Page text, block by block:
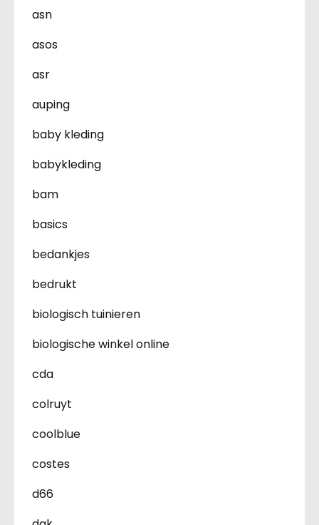
asn
asos
asr
auping
baby kleding
babykleding
bam
basics
bedankjes
bedrukt
biologisch tuinieren
biologische winkel online
cda
colruyt
coolblue
costes
d66